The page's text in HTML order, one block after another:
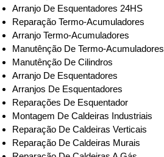
Arranjo De Esquentadores 24HS
Reparação Termo-Acumuladores
Arranjo Termo-Acumuladores
Manutênção De Termo-Acumuladores
Manutênção De Cilindros
Arranjo De Esquentadores
Arranjos De Esquentadores
Reparações De Esquentador
Montagem De Caldeiras Industriais
Reparação De Caldeiras Verticais
Reparação De Caldeiras Murais